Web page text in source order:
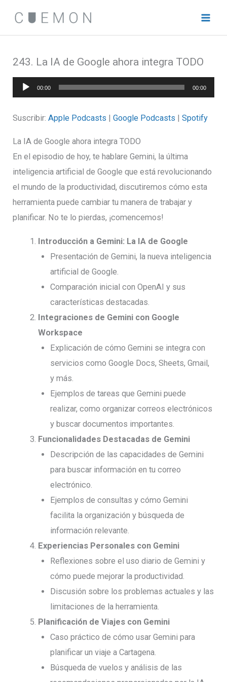
contenido
243. La IA de Google ahora integra TODO
Reproductor
de
audio
00:00 00:00
Suscribir:Apple Podcasts |Google Podcasts |Spotify
La IA de Google ahora integra TODO
En el episodio de hoy, te hablare Gemini, la última
inteligencia artificial de Google que está revolucionando
el mundo de la productividad, discutiremos cómo esta
herramienta puede cambiar tu manera de trabajar y
planificar. No te lo pierdas, ¡comencemos!
Introducción a Gemini: La IA de Google
Presentación de Gemini, la nueva inteligencia
artificial de Google.
Comparación inicial con OpenAI y sus
características destacadas.
Integraciones de Gemini con Google
Workspace
Explicación de cómo Gemini se integra con
servicios como Google Docs, Sheets, Gmail,
y más.
Ejemplos de tareas que Gemini puede
realizar, como organizar correos electrónicos
y buscar documentos importantes.
Funcionalidades Destacadas de Gemini
Descripción de las capacidades de Gemini
para buscar información en tu correo
electrónico.
Ejemplos de consultas y cómo Gemini
facilita la organización y búsqueda de
información relevante.
Experiencias Personales con Gemini
Reflexiones sobre el uso diario de Gemini y
cómo puede mejorar la productividad.
Discusión sobre los problemas actuales y las
limitaciones de la herramienta.
Planificación de Viajes con Gemini
Caso práctico de cómo usar Gemini para
planificar un viaje a Cartagena.
Búsqueda de vuelos y análisis de las